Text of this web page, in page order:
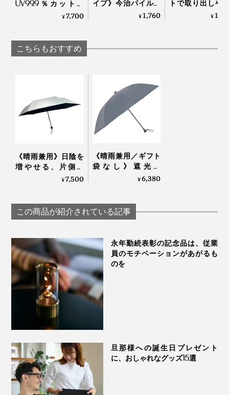
UV99.9％カットの
「おしゃれグラス」
¥7,700
イプ》今治パイルと
冷感生地のハイブリ
¥1,760
トで取り出しや
を設計した、「
¥
こちらもおすすめ
《晴雨兼用》日陰を
増やせる、片側＋
19cmの変形傘｜
¥7,500
《晴雨兼用／ギフト
袋なし》遮光率
100％、折り畳まな
¥6,380
この商品が紹介されている記事
永年勤続表彰の記念品は、従業
員のモチベーションがあがるも
のを
旦那様への誕生日プレゼント
に、おしゃれなグッズ15選